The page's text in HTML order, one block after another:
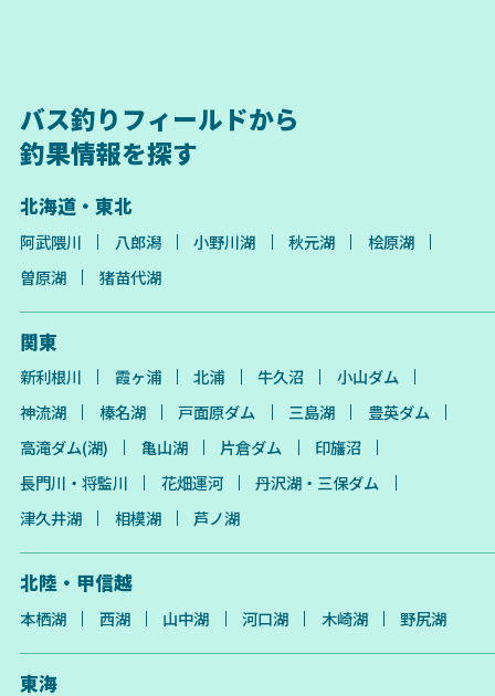
バス釣りフィールドから
釣果情報を探す
北海道・東北
阿武隈川 八郎潟 小野川湖 秋元湖
桧原湖
曽原湖
猪苗代湖
関東
新利根川 霞ヶ浦 北浦 牛久沼
小山ダム
神流湖
榛名湖 戸面原ダム 三島湖
豊英ダム
高滝ダム(湖)
亀山湖 片倉ダム
印旛沼
長門川・将監川
花畑運河
丹沢湖・三保ダム
津久井湖
相模湖 芦ノ湖
北陸・甲信越
本栖湖 西湖 山中湖 河口湖 木崎湖 野尻湖
東海